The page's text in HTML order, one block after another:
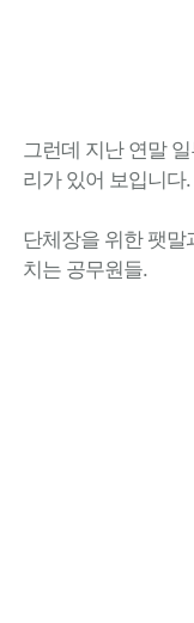
그런데 지난 연말
리가 있어 보입니다.
단체장을 위한 팻말
치는 공무원들.